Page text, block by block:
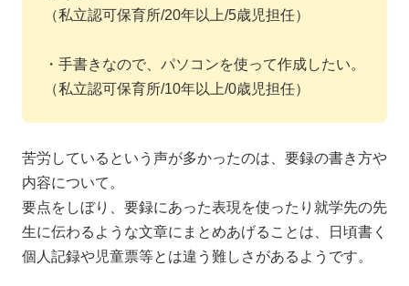
（私立認可保育所/20年以上/5歳児担任）
・手書きなので、パソコンを使って作成したい。
（私立認可保育所/10年以上/0歳児担任）
苦労しているという声が多かったのは、要録の書き方や
内容について。
要点をしぼり、要録にあった表現を使ったり就学先の先
生に伝わるような文章にまとめあげることは、日頃書く
個人記録や児童票等とは違う難しさがあるようです。